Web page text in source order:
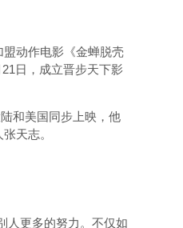
动作电影《金蝉脱壳
日，成立晋步天下影
和美国同步上映，他
天志。
更多的努力。不仅如